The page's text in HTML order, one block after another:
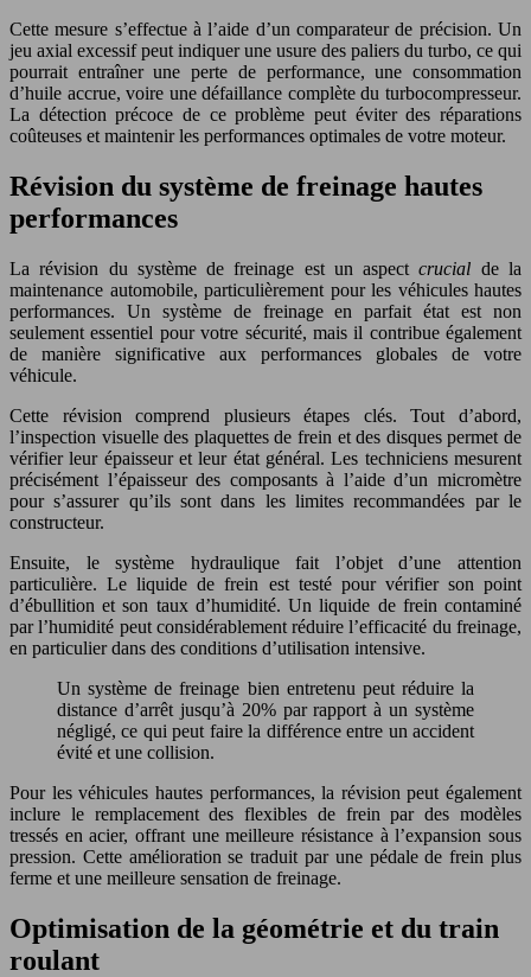
Cette mesure s’effectue à l’aide d’un comparateur de précision. Un
jeu axial excessif peut indiquer une usure des paliers du turbo, ce qui
pourrait entraîner une perte de performance, une consommation
d’huile accrue, voire une défaillance complète du turbocompresseur.
La détection précoce de ce problème peut éviter des réparations
coûteuses et maintenir les performances optimales de votre moteur.
Révision du système de freinage hautes
performances
La révision du système de freinage est un aspectcrucial de la
maintenance automobile, particulièrement pour les véhicules hautes
performances. Un système de freinage en parfait état est non
seulement essentiel pour votre sécurité, mais il contribue également
de manière significative aux performances globales de votre
véhicule.
Cette révision comprend plusieurs étapes clés. Tout d’abord,
l’inspection visuelle des plaquettes de frein et des disques permet de
vérifier leur épaisseur et leur état général. Les techniciens mesurent
précisément l’épaisseur des composants à l’aide d’un micromètre
pour s’assurer qu’ils sont dans les limites recommandées par le
constructeur.
Ensuite, le système hydraulique fait l’objet d’une attention
particulière. Le liquide de frein est testé pour vérifier son point
d’ébullition et son taux d’humidité. Un liquide de frein contaminé
par l’humidité peut considérablement réduire l’efficacité du freinage,
en particulier dans des conditions d’utilisation intensive.
Un système de freinage bien entretenu peut réduire la
distance d’arrêt jusqu’à 20% par rapport à un système
négligé, ce qui peut faire la différence entre un accident
évité et une collision.
Pour les véhicules hautes performances, la révision peut également
inclure le remplacement des flexibles de frein par des modèles
tressés en acier, offrant une meilleure résistance à l’expansion sous
pression. Cette amélioration se traduit par une pédale de frein plus
ferme et une meilleure sensation de freinage.
Optimisation de la géométrie et du train
roulant